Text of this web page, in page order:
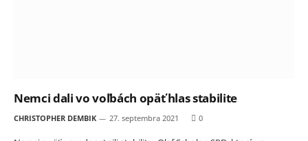
Nemci dali vo voľbách opäť hlas stabilite
CHRISTOPHER DEMBIK 27. septembra 2021 0